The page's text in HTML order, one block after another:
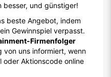
besser, und günstiger!
beste Angebot, indem
Gewinnspiel verpasst.
Firmenfolger
von uns informiert, wenn
oder Aktionscode online